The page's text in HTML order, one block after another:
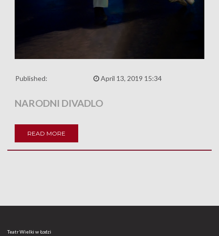
Published: April 13, 2019 15:34
NARODNI DIVADLO
READ MORE
Teatr Wielki w Łodzi